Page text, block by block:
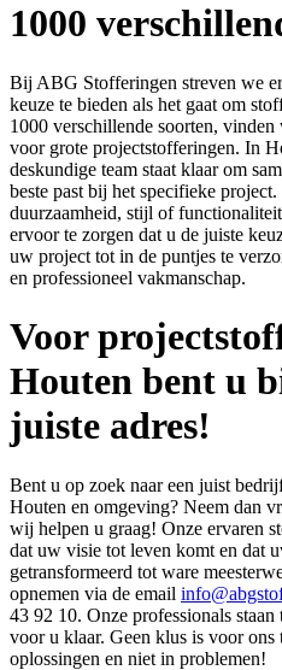
1000
Bij ABG Stofferingen streven we
keuze te bieden als het gaat om
1000 verschillende soorten,
voor grote projectstofferingen. In
deskundige team staat klaar om
beste past bij het specifieke
duurzaamheid, stijl of
ervoor te zorgen dat u de juiste
uw project tot in de puntjes te
en professioneel vakmanschap.
Voor
Houten bent u
juiste adres!
Bent u op zoek naar een juist
Houten en omgeving? Neem dan
wij helpen u graag! Onze ervaren
dat uw visie tot leven komt en dat
getransformeerd tot ware
opnemen via de email
43 92 10. Onze professionals
voor u klaar. Geen klus is voor
oplossingen en niet in problemen!